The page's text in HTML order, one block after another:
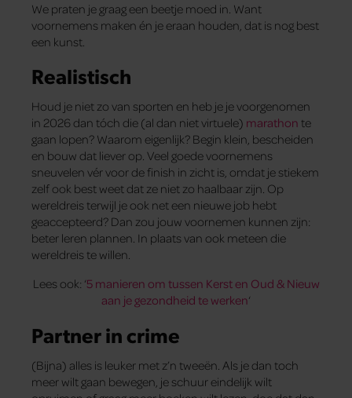
We praten je graag een beetje moed in. Want
voornemens maken én je eraan houden, dat is nog best
een kunst.
Realistisch
Houd je niet zo van sporten en heb je je voorgenomen
in 2026 dan tóch die (al dan niet virtuele) marathon te
gaan lopen? Waarom eigenlijk? Begin klein, bescheiden
en bouw dat liever op. Veel goede voornemens
sneuvelen vér voor de finish in zicht is, omdat je stiekem
zelf ook best weet dat ze niet zo haalbaar zijn. Op
wereldreis terwijl je ook net een nieuwe job hebt
geaccepteerd? Dan zou jouw voornemen kunnen zijn:
beter leren plannen. In plaats van ook meteen die
wereldreis te willen.
Lees ook: ‘5 manieren om tussen Kerst en Oud & Nieuw
aan je gezondheid te werken‘
Partner in crime
(Bijna) alles is leuker met z’n tweeën. Als je dan toch
meer wilt gaan bewegen, je schuur eindelijk wilt